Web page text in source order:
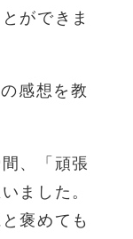
ができま
感想を教
、「頑張
ました。
褒めても